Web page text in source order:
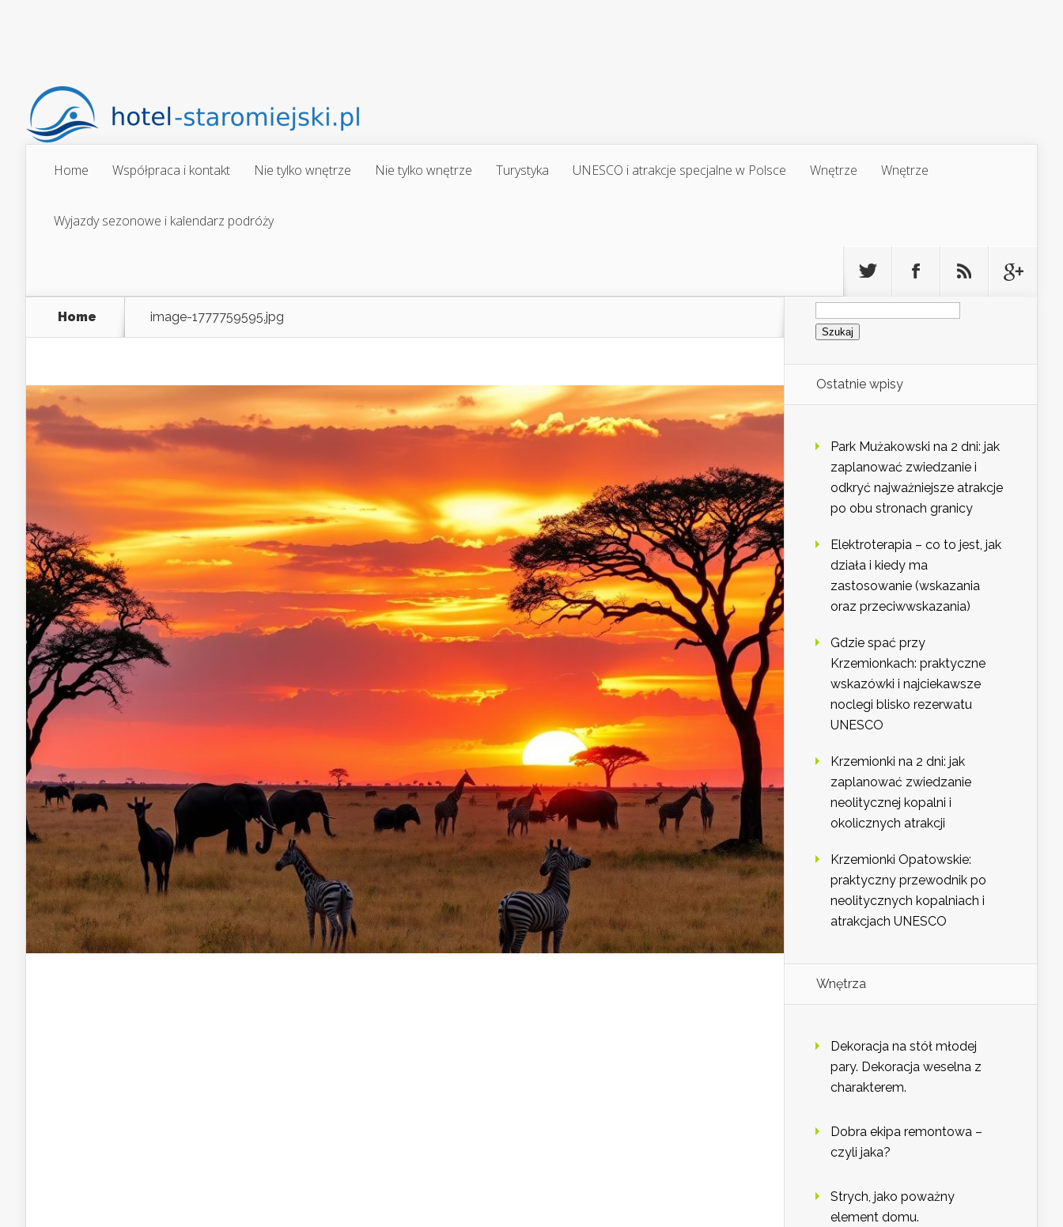
Home Współpraca i kontakt Nie tylko wnętrze Nie tylko wnętrze Turystyka UNESCO i atrakcje specjalne w Polsce Wnętrze Wnętrze
Wyjazdy sezonowe i kalendarz podróży
Home image-1777759595.jpg
Szukaj:
Ostatnie wpisy
Park Mużakowski na 2 dni: jak
zaplanować zwiedzanie i
odkryć najważniejsze atrakcje
po obu stronach granicy
Elektroterapia – co to jest, jak
działa i kiedy ma
zastosowanie (wskazania
oraz przeciwwskazania)
Gdzie spać przy
Krzemionkach: praktyczne
wskazówki i najciekawsze
noclegi blisko rezerwatu
UNESCO
Krzemionki na 2 dni: jak
zaplanować zwiedzanie
neolitycznej kopalni i
okolicznych atrakcji
Krzemionki Opatowskie:
praktyczny przewodnik po
neolitycznych kopalniach i
atrakcjach UNESCO
Wnętrza
Dekoracja na stół młodej
pary. Dekoracja weselna z
charakterem.
Dobra ekipa remontowa –
czyli jaka?
Strych, jako poważny
element domu.